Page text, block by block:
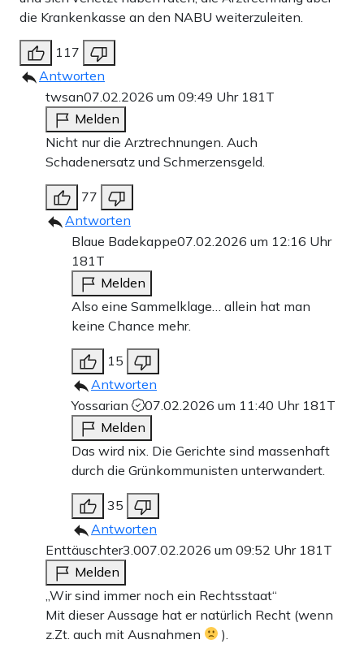
die Krankenkasse an den NABU weiterzuleiten.
117
Antworten
twsan07.02.2026 um 09:49 Uhr 181T
Melden
Nicht nur die Arztrechnungen. Auch
Schadenersatz und Schmerzensgeld.
77
Antworten
Blaue Badekappe07.02.2026 um 12:16 Uhr
181T
Melden
Also eine Sammelklage… allein hat man
keine Chance mehr.
15
Antworten
Yossarian
07.02.2026 um 11:40 Uhr 181T
Melden
Das wird nix. Die Gerichte sind massenhaft
durch die Grünkommunisten unterwandert.
35
Antworten
Enttäuschter3.007.02.2026 um 09:52 Uhr 181T
Melden
„Wir sind immer noch ein Rechtsstaat“
Mit dieser Aussage hat er natürlich Recht (wenn
z.Zt. auch mit Ausnahmen
).